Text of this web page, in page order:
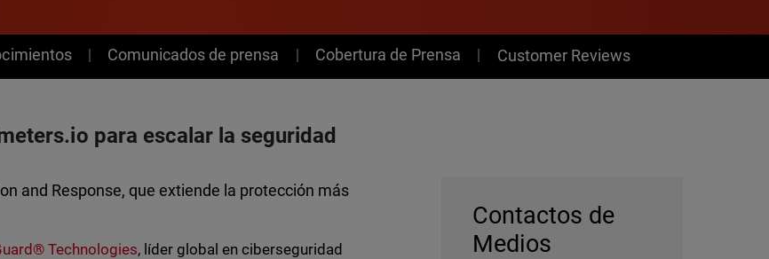
Comunicados de prensa Cobertura de Prensa Customer Reviews
para escalar la seguridad
and Response, que extiende la protección más
Technologies, líder global en ciberseguridad
Contactos de
Medios